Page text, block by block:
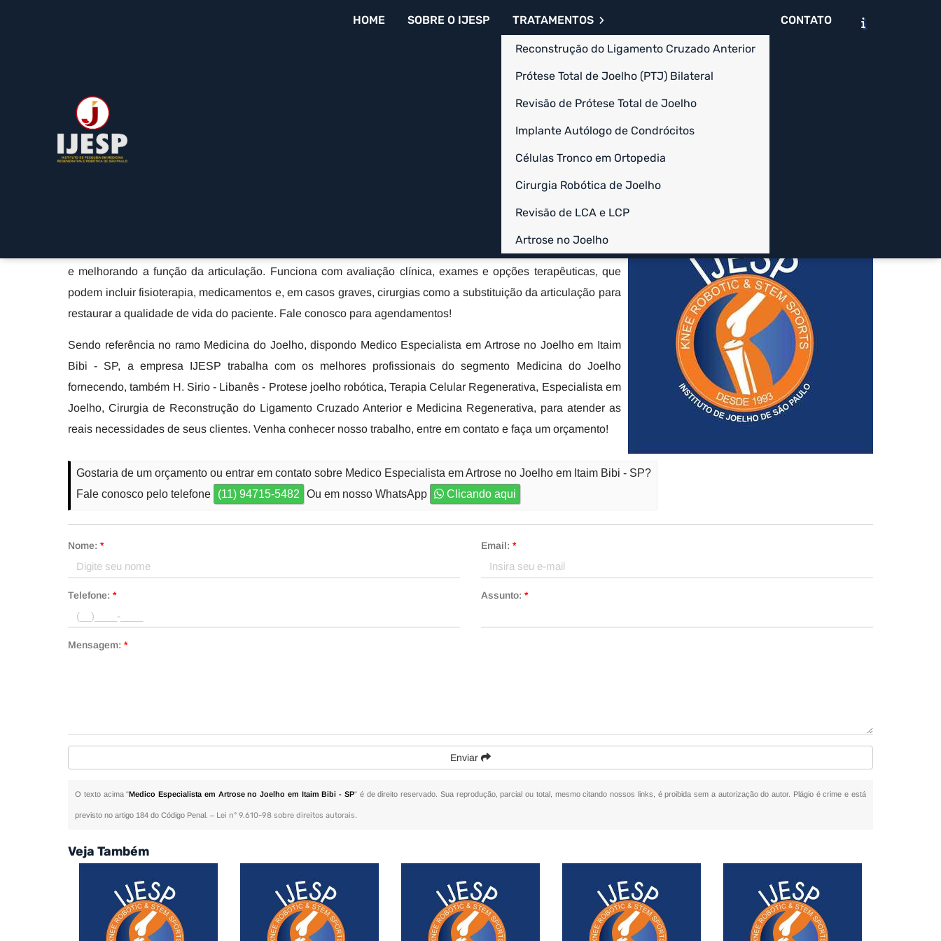
TRATAMENTOS
Reconstrução do Ligamento Cruzado Anterior
Artrose no Joelho
Medico Especialista em Artrose no
Joelho em Itaim Bibi - SP
Solicite um Orçamento
e melhorando a função da articulação. Funciona com avaliação clínica, exames e opções terapêuticas, que
podem incluir fisioterapia, medicamentos e, em casos graves, cirurgias como a substituição da articulação para
restaurar a qualidade de vida do paciente. Fale conosco para agendamentos!
Sendo referência no ramo Medicina do Joelho, dispondo Medico Especialista em Artrose no Joelho em Itaim
Bibi - SP, a empresa IJESP trabalha com os melhores profissionais do segmento Medicina do Joelho
fornecendo, também H. Sirio - Libanês - Protese joelho robótica, Terapia Celular Regenerativa, Especialista em
Joelho, Cirurgia de Reconstrução do Ligamento Cruzado Anterior e Medicina Regenerativa, para atender as
reais necessidades de seus clientes. Venha conhecer nosso trabalho, entre em contato e faça um orçamento!
Gostaria de um orçamento ou entrar em contato sobre Medico Especialista em Artrose no Joelho em Itaim Bibi - SP?
Fale conosco pelo telefone
(11) 94715-5482 Ou em nosso WhatsApp Clicando aqui
Nome:* Email: *
Telefone:* Assunto: *
Mensagem:*
Enviar
O texto acima "Medico Especialista em Artrose no Joelho em Itaim Bibi - SP" é de direito reservado. Sua reprodução, parcial ou total, mesmo citando nossos links, é proibida sem a autorização do autor. Plágio é crime e está
previsto no artigo 184 do Código Penal. – Lei n° 9.610-98 sobre direitos autorais.
Veja Também